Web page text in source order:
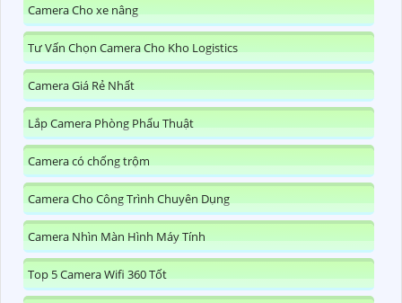
Camera Cho xe nâng
Tư Vấn Chọn Camera Cho Kho Logistics
Camera Giá Rẻ Nhất
Lắp Camera Phòng Phẩu Thuật
Camera có chống trộm
Camera Cho Công Trình Chuyên Dụng
Camera Nhìn Màn Hình Máy Tính
Top 5 Camera Wifi 360 Tốt